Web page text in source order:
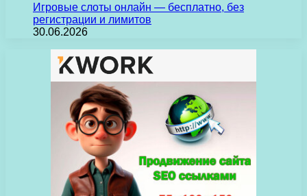
Игровые слоты онлайн — бесплатно, без
регистрации и лимитов
30.06.2026